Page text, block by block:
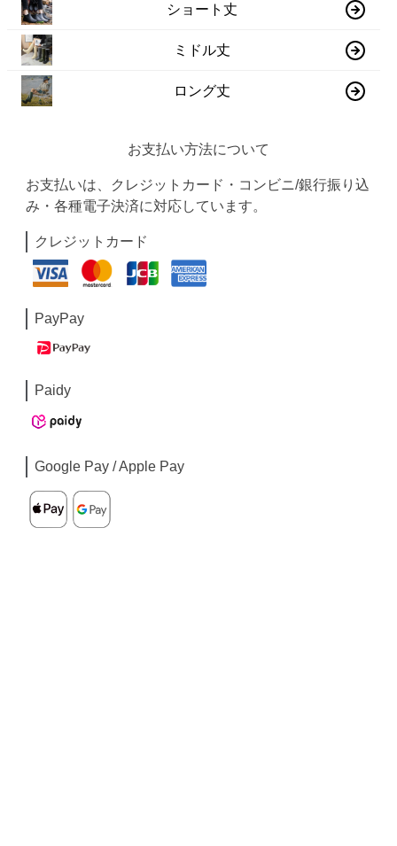
ショート丈
ミドル丈
ロング丈
お支払い方法について
お支払いは、クレジットカード・コンビニ/銀行振り込
み・各種電子決済に対応しています。
クレジットカード
PayPay
Paidy
Google Pay / Apple Pay